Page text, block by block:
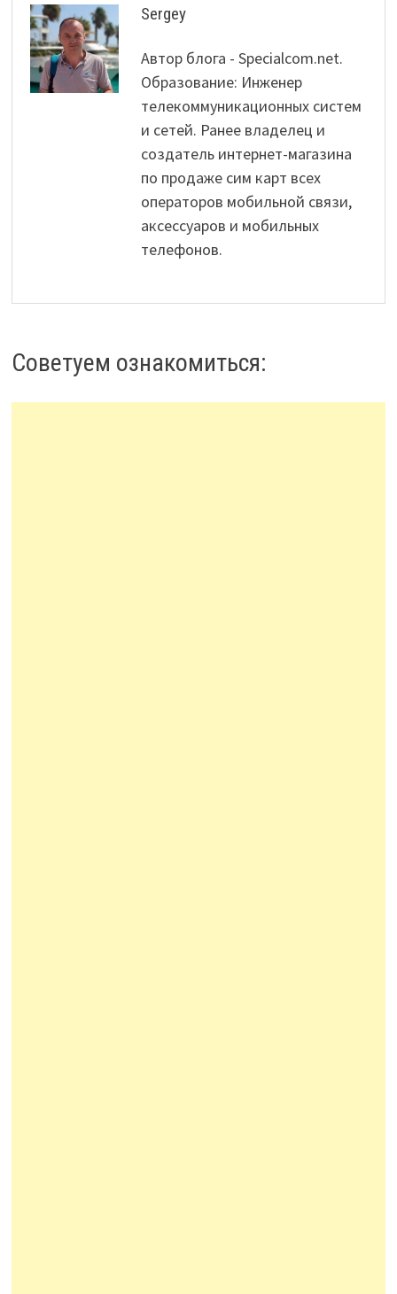
Sergey
Автор блога - Specialcom.net.
Образование: Инженер
телекоммуникационных систем
и сетей. Ранее владелец и
создатель интернет-магазина
по продаже сим карт всех
операторов мобильной связи,
аксессуаров и мобильных
телефонов.
Советуем ознакомиться: